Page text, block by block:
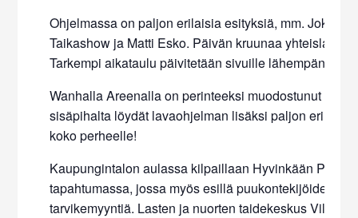
Ohjelmassa on paljon erilaisia esityksiä, mm. Jokeri
Taikashow ja Matti Esko. Päivän kruunaa
Tarkempi aikataulu päivitetään sivuille lähempänä
Wanhalla Areenalla on perinteeksi muodostunut
sisäpihalta löydät lavaohjelman lisäksi paljon erilaista
koko perheelle!
Kaupungintalon aulassa kilpaillaan Hyvinkään
tapahtumassa, jossa myös esillä puukontekijöiden
tarvikemyyntiä. Lasten ja nuorten taidekeskus Villa